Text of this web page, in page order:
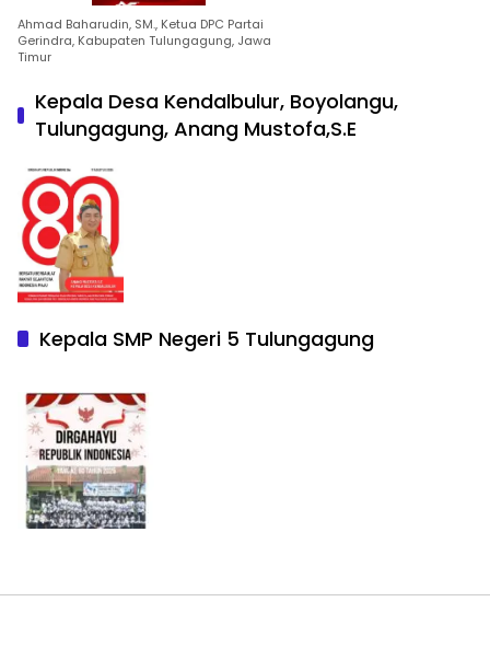
Ahmad Baharudin, SM., Ketua DPC Partai
Gerindra, Kabupaten Tulungagung, Jawa
Timur
Kepala Desa Kendalbulur, Boyolangu,
Tulungagung, Anang Mustofa,S.E
Kepala SMP Negeri 5 Tulungagung